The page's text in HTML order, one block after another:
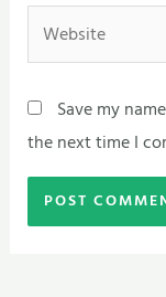
Website
Save my
the next time I